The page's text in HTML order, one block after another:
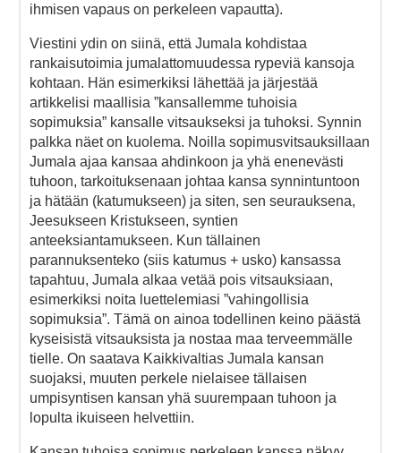
ihmisen vapaus on perkeleen vapautta).
Viestini ydin on siinä, että Jumala kohdistaa
rankaisutoimia jumalattomuudessa rypeviä kansoja
kohtaan. Hän esimerkiksi lähettää ja järjestää
artikkelisi maallisia ”kansallemme tuhoisia
sopimuksia” kansalle vitsaukseksi ja tuhoksi. Synnin
palkka näet on kuolema. Noilla sopimusvitsauksillaan
Jumala ajaa kansaa ahdinkoon ja yhä enenevästi
tuhoon, tarkoituksenaan johtaa kansa synnintuntoon
ja hätään (katumukseen) ja siten, sen seurauksena,
Jeesukseen Kristukseen, syntien
anteeksiantamukseen. Kun tällainen
parannuksenteko (siis katumus + usko) kansassa
tapahtuu, Jumala alkaa vetää pois vitsauksiaan,
esimerkiksi noita luettelemiasi ”vahingollisia
sopimuksia”. Tämä on ainoa todellinen keino päästä
kyseisistä vitsauksista ja nostaa maa terveemmälle
tielle. On saatava Kaikkivaltias Jumala kansan
suojaksi, muuten perkele nielaisee tällaisen
umpisyntisen kansan yhä suurempaan tuhoon ja
lopulta ikuiseen helvettiin.